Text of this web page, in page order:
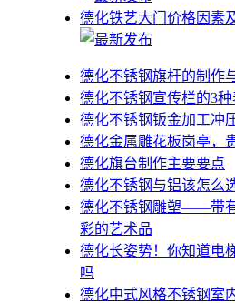
德化铁艺大门价格因素
德化不锈钢旗杆的制作
德化不锈钢宣传栏的3
德化不锈钢钣金加工冲
德化金属雕花板岗亭，
德化旗台制作主要要点
德化不锈钢与铝该怎么
德化不锈钢雕塑——带
彩的艺术品
德化​长姿势！你知道电
吗
德化中式风格不锈钢室